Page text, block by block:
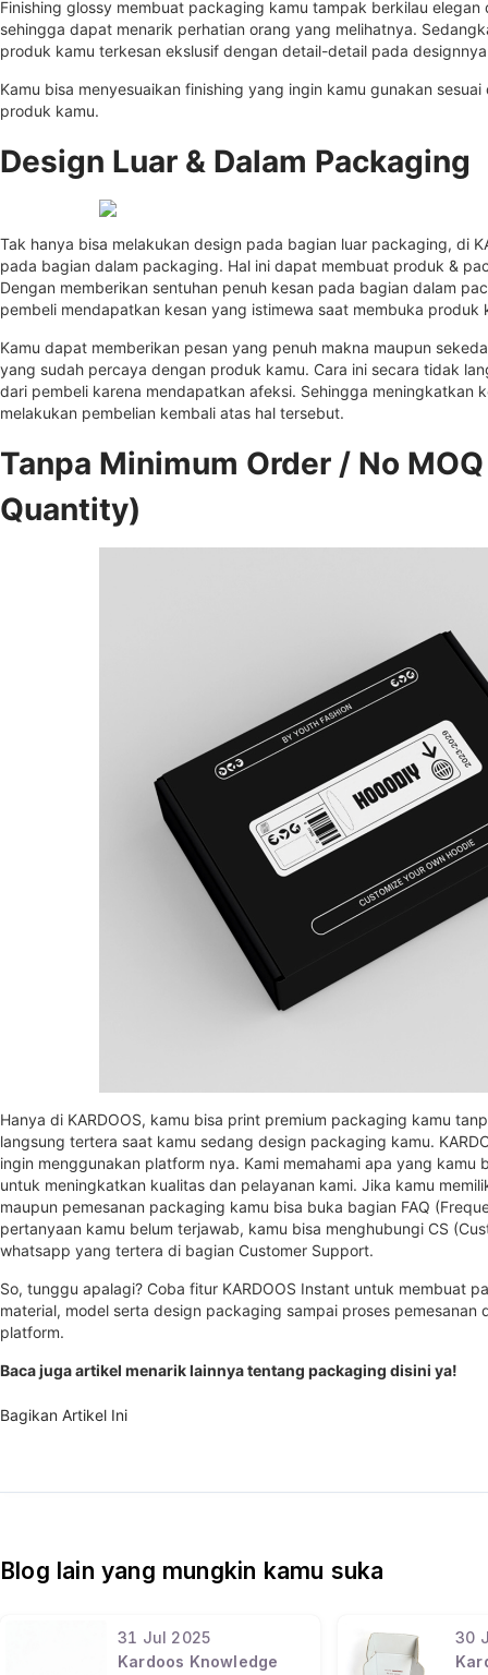
Finishing glossy membuat packaging kamu tampak berkilau elegan
sehingga dapat menarik perhatian orang yang melihatnya.
produk kamu terkesan ekslusif dengan detail-detail pada
Kamu bisa menyesuaikan finishing yang ingin kamu gunakan
produk kamu.
Design Luar & Dalam Packaging
Tak hanya bisa melakukan design pada bagian luar packaging, di
pada bagian dalam packaging. Hal ini dapat membuat produk &
Dengan memberikan sentuhan penuh kesan pada bagian dalam
pembeli mendapatkan kesan yang istimewa saat membuka produk
Kamu dapat memberikan pesan yang penuh makna maupun
yang sudah percaya dengan produk kamu. Cara ini secara tidak
dari pembeli karena mendapatkan afeksi. Sehingga meningkatkan
melakukan pembelian kembali atas hal tersebut.
Tanpa Minimum Order / No
Quantity)
Hanya di KARDOOS, kamu bisa print premium packaging kamu
langsung tertera saat kamu sedang design packaging kamu.
ingin menggunakan platform nya. Kami memahami apa yang kamu
untuk meningkatkan kualitas dan pelayanan kami. Jika kamu
maupun pemesanan packaging kamu bisa buka bagian FAQ
pertanyaan kamu belum terjawab, kamu bisa menghubungi CS
whatsapp yang tertera di bagian Customer Support.
So, tunggu apalagi? Coba fitur KARDOOS Instant untuk membuat
material, model serta design packaging sampai proses pemesanan
platform.
Baca jugaartikel menarik lainnya tentang packaging disini ya!
Bagikan Artikel Ini
Blog lain yang mungkin kamu suka
31 Jul 2025
Kardoos Knowledge
30